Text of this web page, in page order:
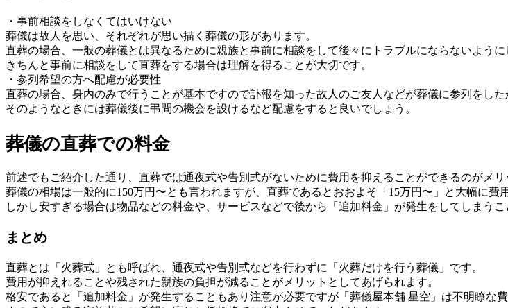
・事前相談をしなくてはいけない
葬儀は故人を思い、それぞれが思い描く葬儀の形があります。
直葬の場合、一般の葬儀とは異なるために親族と事前に相談をして後々にトラブルにならないように
きちんと事前に相談をして直葬をする場合は理解を得ることが大切です。
・参列希望の方へ配慮が必要性
直葬の場合、身内のみで行うことが基本ですので訃報を知った故人のご友人などが葬儀に参列をした
そのようなときには葬儀後に弔問の機会を設けるなど配慮をすると良いでしょう。
葬儀の直葬での料金
前述でもご紹介した通り、直葬では通夜式や告別式がないために費用を抑えることができるのがメリ
葬儀の相場は一般的に150万円〜とも言われますが、直葬であるとおおよそ「15万円〜」と大幅に費
しかし安すぎる場合は物品などの料金や、サービスなどで後から「追加料金」が発生をしてしまうこ
まとめ
直葬とは「火葬式」とも呼ばれ、通夜式や告別式などを行わずに「火葬だけを行う葬儀」です。
費用が抑えれることや残された親族の負担が減ることがメリットとしてあげられます。
格安であると「追加料金」が発生することもあり注意が必要ですが「葬儀屋本舗 星空」は不明瞭な